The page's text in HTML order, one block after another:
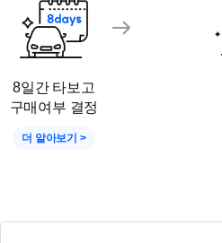
8일간 타보고
구매여부 결정
더 알아보기 >